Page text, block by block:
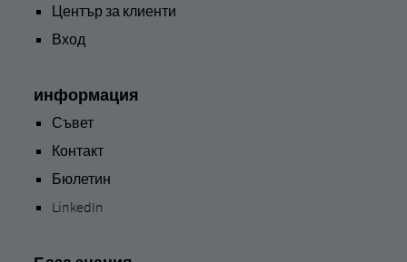
Център за клиенти
Вход
информация
Съвет
Контакт
Бюлетин
LinkedIn